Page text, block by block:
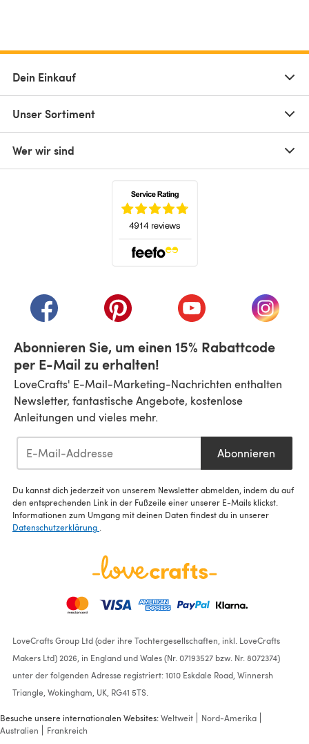
Dein Einkauf
Unser Sortiment
Wer wir sind
(öffnet sich in einem neuen Tab)
(öffnet sich in einem neuen Tab)
(öffnet sich in einem
(öffnet
Abonnieren Sie, um einen 15% Rabattcode
per E-Mail zu erhalten!
LoveCrafts' E-Mail-Marketing-Nachrichten enthalten
Newsletter, fantastische Angebote, kostenlose
Anleitungen und vieles mehr.
Abonnieren
Du kannst dich jederzeit von unserem Newsletter abmelden, indem du auf
den entsprechenden Link in der Fußzeile einer unserer E-Mails klickst.
Informationen zum Umgang mit deinen Daten findest du in unserer
Datenschutzerklärung .
LoveCrafts Group Ltd (oder ihre Tochtergesellschaften, inkl. LoveCrafts
Makers Ltd) 2026, in England und Wales (Nr. 07193527 bzw. Nr. 8072374)
unter der folgenden Adresse registriert: 1010 Eskdale Road, Winnersh
Triangle, Wokingham, UK, RG41 5TS.
Besuche unsere internationalen Websites:Weltweit
Nord-Amerika
Australien
Frankreich